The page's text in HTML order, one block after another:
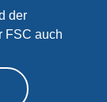
der
FSC auch